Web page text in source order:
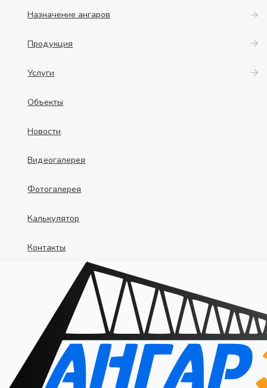
Назначение ангаров
Продукция
Услуги
Объекты
Новости
Видеогалерея
Фотогалерея
Калькулятор
Контакты